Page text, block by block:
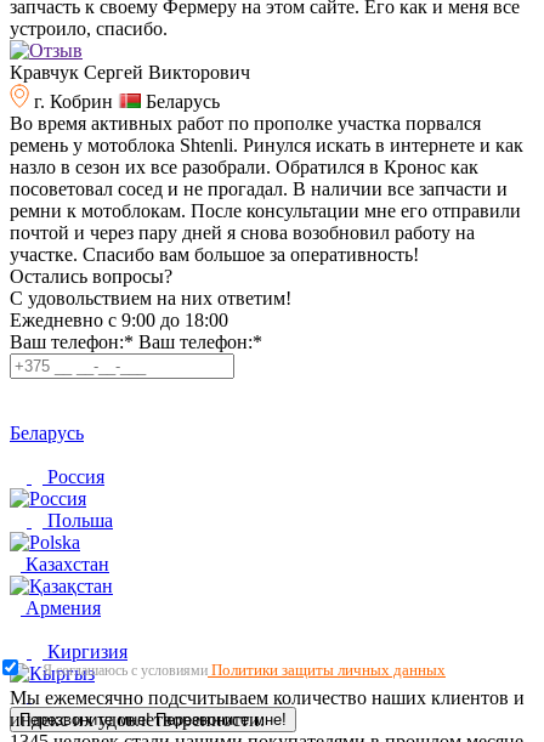
запчасть к своему Фермеру на этом сайте. Его как и меня все
устроило, спасибо.
Кравчук Сергей Викторович
г. Кобрин
Беларусь
Во время активных работ по прополке участка порвался
ремень у мотоблока Shtenli. Ринулся искать в интернете и как
назло в сезон их все разобрали. Обратился в Кронос как
посоветовал сосед и не прогадал. В наличии все запчасти и
ремни к мотоблокам. После консультации мне его отправили
почтой и через пару дней я снова возобновил работу на
участке. Спасибо вам большое за оперативность!
Остались вопросы?
C удовольствием на них ответим!
Ежедневно с 9:00 до 18:00
Ваш телефон:* Ваш телефон:*
Беларусь
Россия
Польша
Казахстан
Армения
Киргизия
Перезвоните мне! Перезвоните мне!
Я соглашаюсь с условиями Политики защиты личных данных
Мы ежемесячно подсчитываем количество наших клиентов и
индекс их удовлетворенности.